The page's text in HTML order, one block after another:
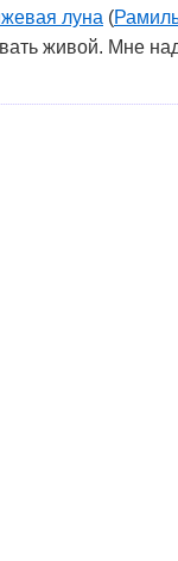
луна (
живой. Мне